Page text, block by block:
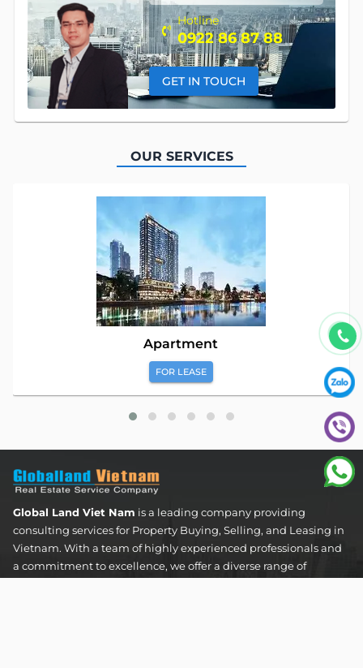
Hotline
0922 86 87 88
GET IN TOUCH
OUR SERVICES
Apartment
FOR LEASE
Global Land Viet Nam is a leading company providing
consulting services for Property Buying, Selling, and Leasing in
Vietnam. With a team of highly experienced professionals and
a commitment to excellence, we offer a diverse range of